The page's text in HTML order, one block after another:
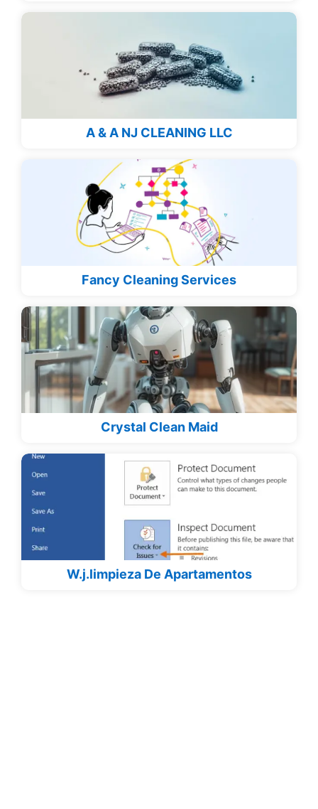
A & A NJ CLEANING LLC
Fancy Cleaning Services
Crystal Clean Maid
W.j.limpieza De Apartamentos